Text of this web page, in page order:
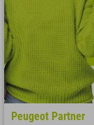
Peugeot Partner